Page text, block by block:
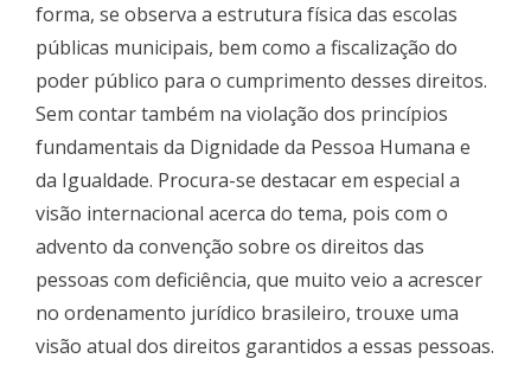
forma, se observa a estrutura física das escolas
públicas municipais, bem como a fiscalização do
poder público para o cumprimento desses direitos.
Sem contar também na violação dos princípios
fundamentais da Dignidade da Pessoa Humana e
da Igualdade. Procura-se destacar em especial a
visão internacional acerca do tema, pois com o
advento da convenção sobre os direitos das
pessoas com deficiência, que muito veio a acrescer
no ordenamento jurídico brasileiro, trouxe uma
visão atual dos direitos garantidos a essas pessoas.